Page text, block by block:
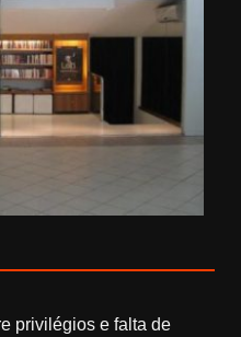
privilégios e falta de